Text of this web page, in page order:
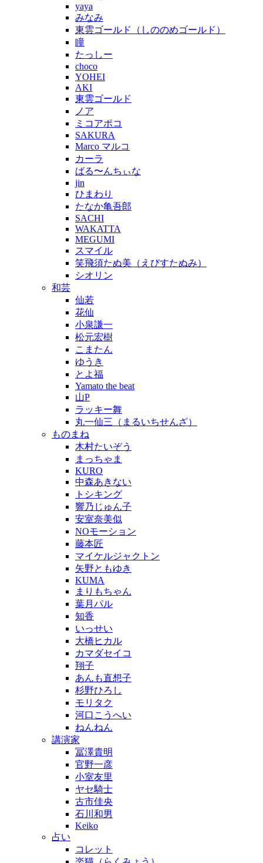
yaya
みなみ
東雲ゴールド（しののめゴールド）
瞳
たっしー
choco
YOHEI
AKI
東雲ゴールド
ノア
ミコアポコ
SAKURA
Marco マルコ
カーラ
ばる〜んちぃな
jin
ひまわり
たなか亀吾郎
SACHI
WAKATTA
MEGUMI
スマイル
笑飛須たぬ美（えびすたぬみ）
シオリン
和芸
仙若
花仙
小泉謙一
松元宏樹
こまたん
ゆうき
とよ福
Yamato the beat
山P
ラッキー舞
丸一仙三（まるいちせんざ）
ものまね
木村たいぞう
まっちゃま
KURO
中森あきない
トシキング
響乃じゅん子
安室奈美似
NOモーション
藤本匠
マイケルジャクトン
矢野ともゆき
KUMA
まりもちゃん
葉月パル
知香
いっせい
大橋ヒカル
カマダセイコ
翔子
あんも直想子
杉野ひろし
モリタク
河口こうへい
ねんねん
講演家
冨澤貴明
官野一彦
小室友里
ヤセ騎士
古市佳央
石川和男
Keiko
占い
コレット